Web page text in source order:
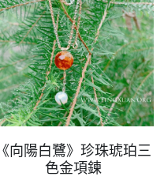
《向陽白鷺》珍珠琥珀三
色金項鍊